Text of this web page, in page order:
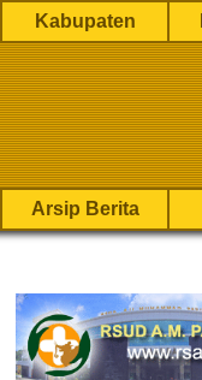
Kabupaten
Arsip Berita